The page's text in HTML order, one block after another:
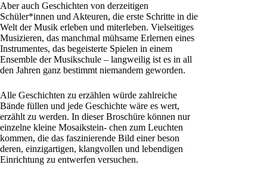
Aber auch Geschichten von derzeitigen
Schüler*innen und Akteuren, die erste Schritte in die
Welt der Musik erleben und miterleben. Vielseitiges
Musizieren, das manchmal mühsame Erlernen eines
Instrumentes, das begeisterte Spielen in einem
Ensemble der Musikschule – langweilig ist es in all
den Jahren ganz bestimmt niemandem geworden.
Alle Geschichten zu erzählen würde zahlreiche
Bände füllen und jede Geschichte wäre es wert,
erzählt zu werden. In dieser Broschüre können nur
einzelne kleine Mosaikstein- chen zum Leuchten
kommen, die das faszinierende Bild einer beson
deren, einzigartigen, klangvollen und lebendigen
Einrichtung zu entwerfen versuchen.